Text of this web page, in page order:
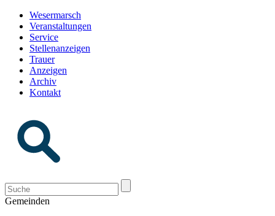
Wesermarsch
Veranstaltungen
Service
Stellenanzeigen
Trauer
Anzeigen
Archiv
Kontakt
Gemeinden